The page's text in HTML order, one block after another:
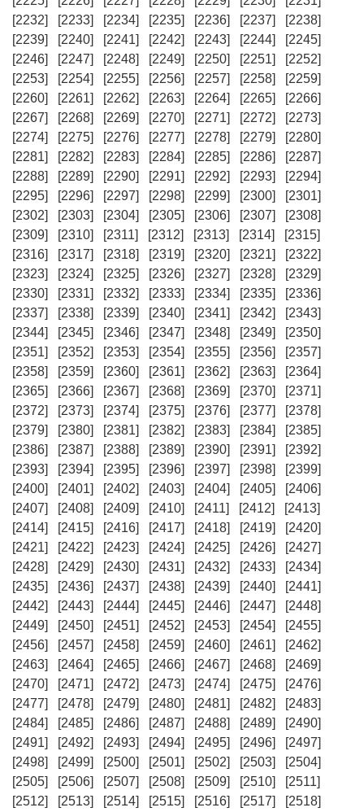
[2232]
[2233] [2234] [2235] [2236] [2237]
[2238]
[2239]
[2240] [2241] [2242] [2243] [2244]
[2245]
[2246]
[2247] [2248] [2249] [2250] [2251]
[2252]
[2253]
[2254] [2255] [2256] [2257] [2258]
[2259]
[2260]
[2261] [2262] [2263] [2264] [2265]
[2266]
[2267]
[2268] [2269] [2270] [2271] [2272]
[2273]
[2274]
[2275] [2276] [2277] [2278] [2279]
[2280]
[2281]
[2282] [2283] [2284] [2285] [2286]
[2287]
[2288]
[2289] [2290] [2291] [2292] [2293]
[2294]
[2295]
[2296] [2297] [2298] [2299] [2300]
[2301]
[2302]
[2303] [2304] [2305] [2306] [2307]
[2308]
[2309]
[2310] [2311] [2312] [2313] [2314]
[2315]
[2316]
[2317] [2318] [2319] [2320] [2321]
[2322]
[2323]
[2324] [2325] [2326] [2327] [2328]
[2329]
[2330]
[2331] [2332] [2333] [2334] [2335]
[2336]
[2337]
[2338] [2339] [2340] [2341] [2342]
[2343]
[2344]
[2345] [2346] [2347] [2348] [2349]
[2350]
[2351]
[2352] [2353] [2354] [2355] [2356]
[2357]
[2358]
[2359] [2360] [2361] [2362] [2363]
[2364]
[2365]
[2366] [2367] [2368] [2369] [2370]
[2371]
[2372]
[2373] [2374] [2375] [2376] [2377]
[2378]
[2379]
[2380] [2381] [2382] [2383] [2384]
[2385]
[2386]
[2387] [2388] [2389] [2390] [2391]
[2392]
[2393]
[2394] [2395] [2396] [2397] [2398]
[2399]
[2400]
[2401] [2402] [2403] [2404] [2405]
[2406]
[2407]
[2408] [2409] [2410] [2411] [2412]
[2413]
[2414]
[2415] [2416] [2417] [2418] [2419]
[2420]
[2421]
[2422] [2423] [2424] [2425] [2426]
[2427]
[2428]
[2429] [2430] [2431] [2432] [2433]
[2434]
[2435]
[2436] [2437] [2438] [2439] [2440]
[2441]
[2442]
[2443] [2444] [2445] [2446] [2447]
[2448]
[2449]
[2450] [2451] [2452] [2453] [2454]
[2455]
[2456]
[2457] [2458] [2459] [2460] [2461]
[2462]
[2463]
[2464] [2465] [2466] [2467] [2468]
[2469]
[2470]
[2471] [2472] [2473] [2474] [2475]
[2476]
[2477]
[2478] [2479] [2480] [2481] [2482]
[2483]
[2484]
[2485] [2486] [2487] [2488] [2489]
[2490]
[2491]
[2492] [2493] [2494] [2495] [2496]
[2497]
[2498]
[2499] [2500] [2501] [2502] [2503]
[2504]
[2505]
[2506] [2507] [2508] [2509] [2510]
[2511]
[2512]
[2513] [2514] [2515] [2516] [2517]
[2518]